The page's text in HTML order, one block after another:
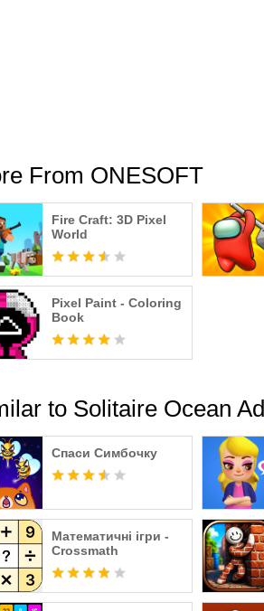
From ONESOFT
Fire Craft: 3D Pixel
World
Pixel Paint - Coloring
Book
to Solitaire Ocean
Спаси Симбочку
Математичні ігри -
Crossmath